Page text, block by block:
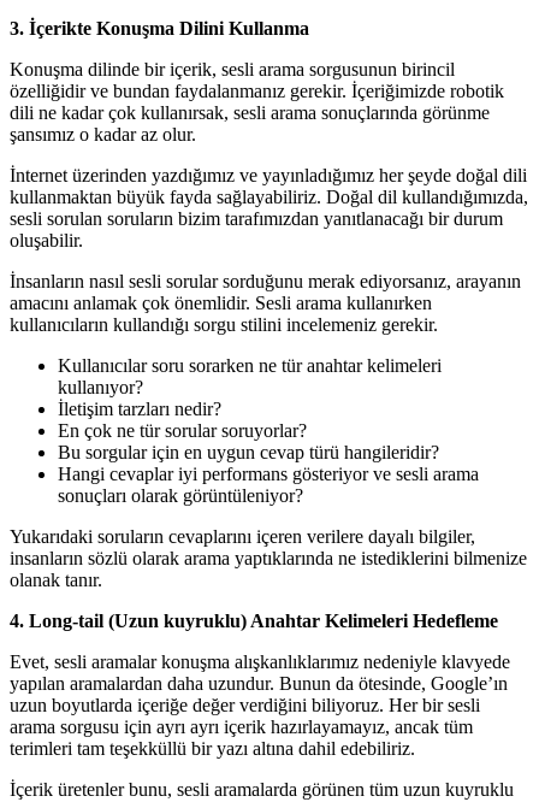
3. İçerikte Konuşma Dilini Kullanma
Konuşma dilinde bir içerik, sesli arama sorgusunun birincil
özelliğidir ve bundan faydalanmanız gerekir. İçeriğimizde robotik
dili ne kadar çok kullanırsak, sesli arama sonuçlarında görünme
şansımız o kadar az olur.
İnternet üzerinden yazdığımız ve yayınladığımız her şeyde doğal dili
kullanmaktan büyük fayda sağlayabiliriz. Doğal dil kullandığımızda,
sesli sorulan soruların bizim tarafımızdan yanıtlanacağı bir durum
oluşabilir.
İnsanların nasıl sesli sorular sorduğunu merak ediyorsanız, arayanın
amacını anlamak çok önemlidir. Sesli arama kullanırken
kullanıcıların kullandığı sorgu stilini incelemeniz gerekir.
Kullanıcılar soru sorarken ne tür anahtar kelimeleri
kullanıyor?
İletişim tarzları nedir?
En çok ne tür sorular soruyorlar?
Bu sorgular için en uygun cevap türü hangileridir?
Hangi cevaplar iyi performans gösteriyor ve sesli arama
sonuçları olarak görüntüleniyor?
Yukarıdaki soruların cevaplarını içeren verilere dayalı bilgiler,
insanların sözlü olarak arama yaptıklarında ne istediklerini bilmenize
olanak tanır.
4. Long-tail (Uzun kuyruklu) Anahtar Kelimeleri Hedefleme
Evet, sesli aramalar konuşma alışkanlıklarımız nedeniyle klavyede
yapılan aramalardan daha uzundur. Bunun da ötesinde, Google’ın
uzun boyutlarda içeriğe değer verdiğini biliyoruz. Her bir sesli
arama sorgusu için ayrı ayrı içerik hazırlayamayız, ancak tüm
terimleri tam teşekküllü bir yazı altına dahil edebiliriz.
İçerik üretenler bunu, sesli aramalarda görünen tüm uzun kuyruklu